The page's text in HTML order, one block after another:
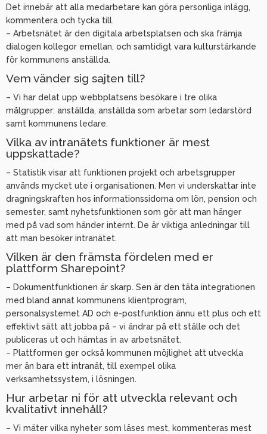
Det innebär att alla medarbetare kan göra personliga inlägg,
kommentera och tycka till.
– Arbetsnätet är den digitala arbetsplatsen och ska främja
dialogen kollegor emellan, och samtidigt vara kulturstärkande
för kommunens anställda.
Vem vänder sig sajten till?
– Vi har delat upp webbplatsens besökare i tre olika
målgrupper: anställda, anställda som arbetar som ledarstörd
samt kommunens ledare.
Vilka av intranätets funktioner är mest
uppskattade?
– Statistik visar att funktionen projekt och arbetsgrupper
används mycket ute i organisationen. Men vi underskattar inte
dragningskraften hos informationssidorna om lön, pension och
semester, samt nyhetsfunktionen som gör att man hänger
med på vad som händer internt. De är viktiga anledningar till
att man besöker intranätet.
Vilken är den främsta fördelen med er
plattform Sharepoint?
– Dokumentfunktionen är skarp. Sen är den täta integrationen
med bland annat kommunens klientprogram,
personalsystemet AD och e-postfunktion ännu ett plus och ett
effektivt sätt att jobba på – vi ändrar på ett ställe och det
publiceras ut och hämtas in av arbetsnätet.
– Plattformen ger också kommunen möjlighet att utveckla
mer än bara ett intranät, till exempel olika
verksamhetssystem, i lösningen.
Hur arbetar ni för att utveckla relevant och
kvalitativt innehåll?
– Vi mäter vilka nyheter som läses mest, kommenteras mest